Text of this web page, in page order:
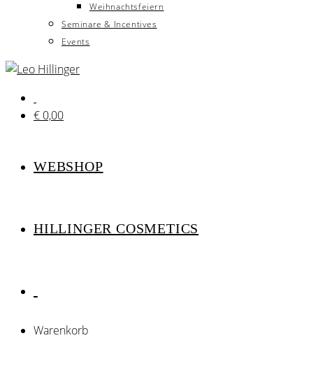
Weihnachtsfeiern
Seminare & Incentives
Events
€ 0,00
WEBSHOP
HILLINGER COSMETICS
Warenkorb